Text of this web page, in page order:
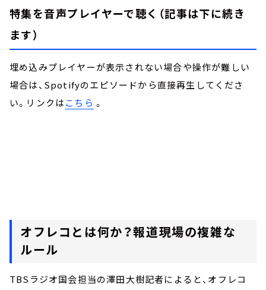
特集を音声プレイヤーで聴く（記事は下に続き
ます）
埋め込みプレイヤーが表示されない場合や操作が難しい
場合は、Spotifyのエピソードから直接再生してくださ
い。リンクはこちら 。
オフレコとは何か？報道現場の複雑な
ルール
TBSラジオ国会担当の澤田大樹記者によると、オフレコ